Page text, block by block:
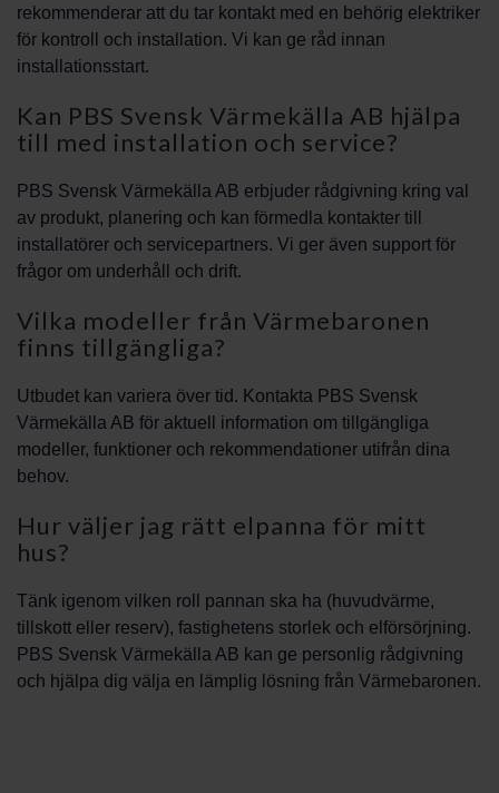
rekommenderar att du tar kontakt med en behörig elektriker
för kontroll och installation. Vi kan ge råd innan
installationsstart.
Kan PBS Svensk Värmekälla AB hjälpa
till med installation och service?
PBS Svensk Värmekälla AB erbjuder rådgivning kring val
av produkt, planering och kan förmedla kontakter till
installatörer och servicepartners. Vi ger även support för
frågor om underhåll och drift.
Vilka modeller från Värmebaronen
finns tillgängliga?
Utbudet kan variera över tid. Kontakta PBS Svensk
Värmekälla AB för aktuell information om tillgängliga
modeller, funktioner och rekommendationer utifrån dina
behov.
Hur väljer jag rätt elpanna för mitt
hus?
Tänk igenom vilken roll pannan ska ha (huvudvärme,
tillskott eller reserv), fastighetens storlek och elförsörjning.
PBS Svensk Värmekälla AB kan ge personlig rådgivning
och hjälpa dig välja en lämplig lösning från Värmebaronen.